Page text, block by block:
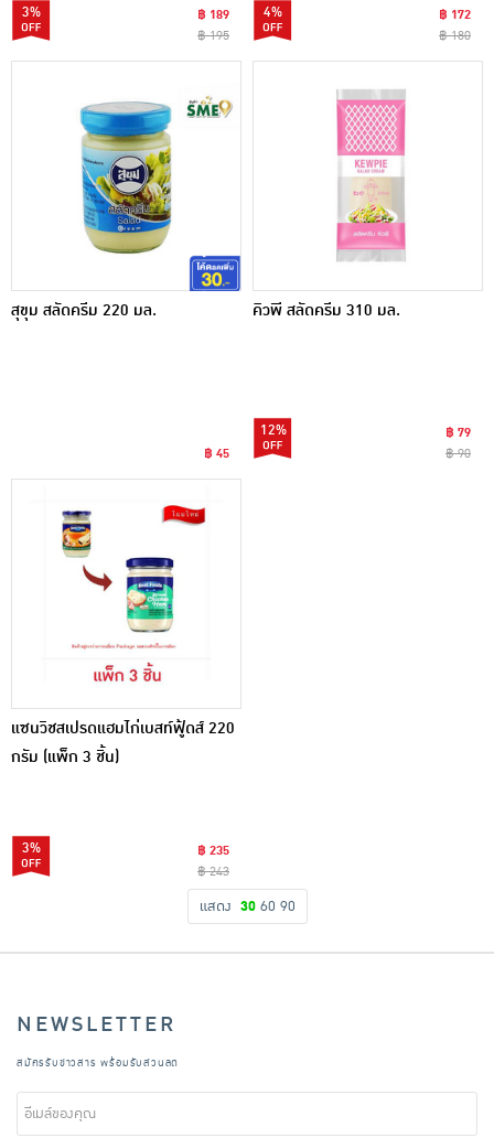
3%
฿ 189
฿ 195
4%
฿ 172
฿ 180
สุขุม สลัดครีม 220 มล.
฿ 45
คิวพี สลัดครีม 310 มล.
12%
฿ 79
฿ 90
แซนวิชสเปรดแฮมไก่เบสท์ฟู้ดส์ 220
กรัม (แพ็ก 3 ชิ้น)
3%
฿ 235
฿ 243
แสดง 30 60 90
NEWSLETTER
สมัครรับข่าวสาร พร้อมรับส่วนลด